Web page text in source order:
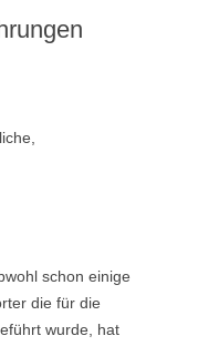
schon einige
die für die
wurde, hat